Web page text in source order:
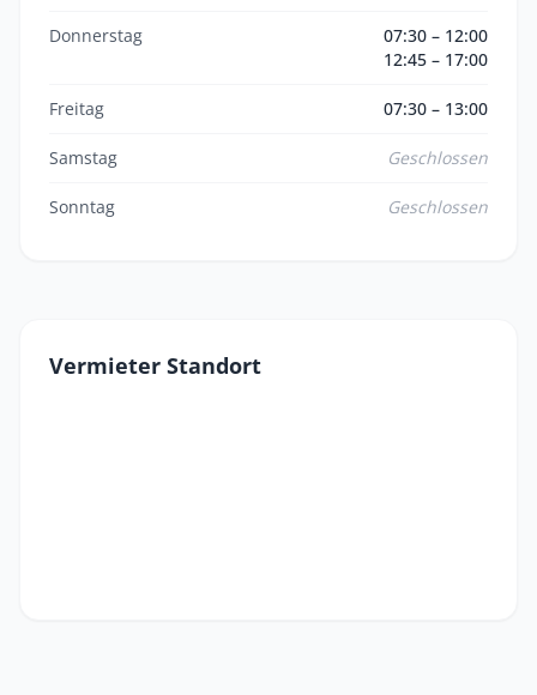
Donnerstag
07:30 – 12:00
12:45 – 17:00
Freitag 07:30 – 13:00
Samstag Geschlossen
Sonntag Geschlossen
Vermieter Standort